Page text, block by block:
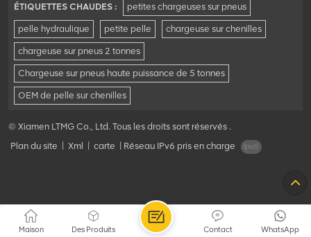
ÉTIQUETTES CHAUDES : petites chargeuses sur pneus
pelle hydraulique petite pelle chargeuse sur chenilles
chargeuse sur pneus 2 tonnes
Chargeuse sur pneus haute puissance de 5 tonnes
OEM de pelle sur chenilles
© Xiamen LTMG Co., Ltd. Tous les droits sont réservés .
Plan du site
Xml carte Réseau IPv6 pris en charge
Maison Des Produits WhatsApp
Contact